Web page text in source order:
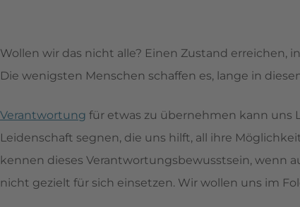
Wollen wir das nicht alle? Einen Zustand erreichen,
Die wenigsten Menschen schaffen es, lange in
Verantwortung für etwas zu übernehmen kann uns
Leidenschaft segnen, die uns hilft, all ihre
kennen dieses Verantwortungsbewusstsein, wenn
nicht gezielt für sich einsetzen. Wir wollen uns im